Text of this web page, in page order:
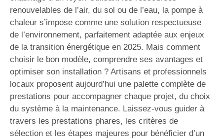
renouvelables de l’air, du sol ou de l’eau, la pompe à
chaleur s’impose comme une solution respectueuse
de l’environnement, parfaitement adaptée aux enjeux
de la transition énergétique en 2025. Mais comment
choisir le bon modèle, comprendre ses avantages et
optimiser son installation ? Artisans et professionnels
locaux proposent aujourd’hui une palette complète de
prestations pour accompagner chaque projet, du choix
du système à la maintenance. Laissez-vous guider à
travers les prestations phares, les critères de
sélection et les étapes majeures pour bénéficier d’un